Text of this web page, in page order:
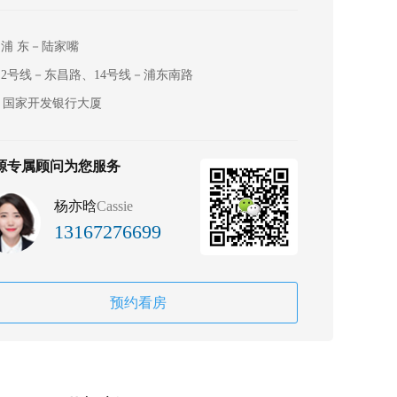
浦 东－陆家嘴
2号线－东昌路、14号线－浦东南路
国家开发银行大厦
专属顾问为您服务
杨亦晗Cassie
13167276699
预约看房